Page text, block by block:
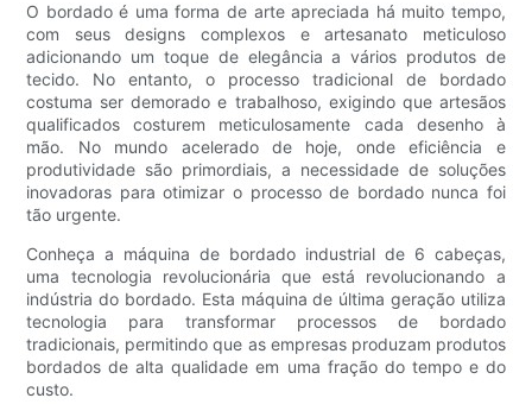
O bordado é uma forma de arte apreciada há muito tempo,
com seus designs complexos e artesanato meticuloso
adicionando um toque de elegância a vários produtos de
tecido. No entanto, o processo tradicional de bordado
costuma ser demorado e trabalhoso, exigindo que artesãos
qualificados costurem meticulosamente cada desenho à
mão. No mundo acelerado de hoje, onde eficiência e
produtividade são primordiais, a necessidade de soluções
inovadoras para otimizar o processo de bordado nunca foi
tão urgente.
Conheça a máquina de bordado industrial de 6 cabeças,
uma tecnologia revolucionária que está revolucionando a
indústria do bordado. Esta máquina de última geração utiliza
tecnologia para transformar processos de bordado
tradicionais, permitindo que as empresas produzam produtos
bordados de alta qualidade em uma fração do tempo e do
custo.